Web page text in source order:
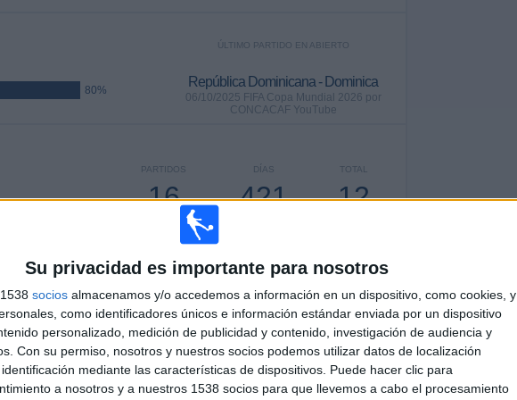
Su privacidad es importante para nosotros
socios almacenamos y/o accedemos a información en un dispositivo, como cookies, y
como identificadores únicos e información estándar enviada por un dispositivo
personalizado, medición de publicidad y contenido, investigación de audiencia y
Con su permiso, nosotros y nuestros socios podemos utilizar datos de localización
mediante las características de dispositivos. Puede hacer clic para
a nosotros y a nuestros 1538 socios para que llevemos a cabo el procesamiento
80%
ÚLTIMO PARTIDO EN ABIERTO
República Dominicana - Dominica
06/10/2025 FIFA Copa Mundial 2026 por
CONCACAF YouTube
TOTAL
12
DÍAS
421
PARTIDOS
16
CONSECUTIVOS
TOTAL
19
RIVALES
MÁXIMO
5
VS República
TOTAL
11
COMPETICIONES